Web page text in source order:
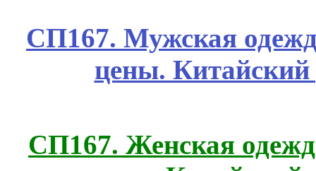
СП167. Мужская
цены.
СП167. Женская